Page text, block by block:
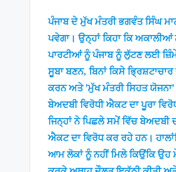
ਪੰਜਾਬ ਦੇ ਮੁੱਖ ਮੰਤਰੀ ਭਗਵੰਤ ਸਿੰਘ
ਪਵੇਗਾ। ਉਨ੍ਹਾਂ ਕਿਹਾ ਕਿ
ਪਾਰਟੀਆਂ ਨੂੰ ਪੰਜਾਬ ਨੂੰ ਲੁੱਟਣ ਲਈ
ਸੂਬਾ ਬਣਨ, ਬਿਨਾਂ ਕਿਸੇ
ਕਰਨ ਅਤੇ ’ਮੁੱਖ ਮੰਤਰੀ ਸਿਹਤ
ਬੇਅਦਬੀ ਵਿਰੋਧੀ ਐਕਟ ਦਾ ਪੂਰਾ
ਜਿਨ੍ਹਾਂ ਨੇ ਪਿਛਲੇ ਸਮੇਂ ਵਿੱਚ
ਐਕਟ ਦਾ ਵਿਰੋਧ ਕਰ ਰਹੇ ਹਨ।
ਆਮ ਲੋਕਾਂ ਨੂੰ ਨਹੀਂ ਮਿਲੇ ਕਿਉਂਕਿ